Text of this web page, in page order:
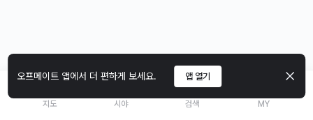
오프메이트 앱에서 더 편하게 보세요. 앱 열기
지도 시야 검색 MY